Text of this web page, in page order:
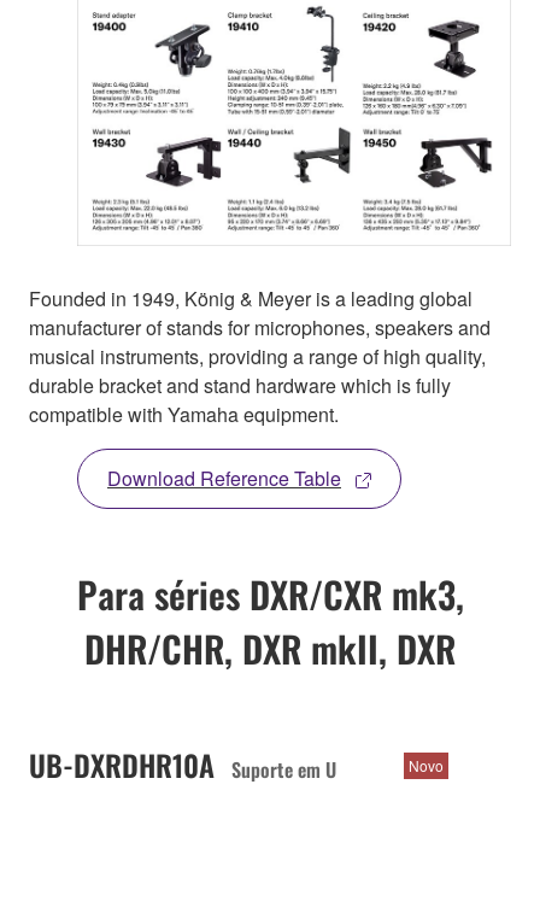
Founded in 1949, König & Meyer is a leading global
manufacturer of stands for microphones, speakers and
musical instruments, providing a range of high quality,
durable bracket and stand hardware which is fully
compatible with Yamaha equipment.
Download Reference Table
Para séries DXR/CXR mk3,
DHR/CHR, DXR mkII, DXR
UB-DXRDHR10A Suporte em U Novo